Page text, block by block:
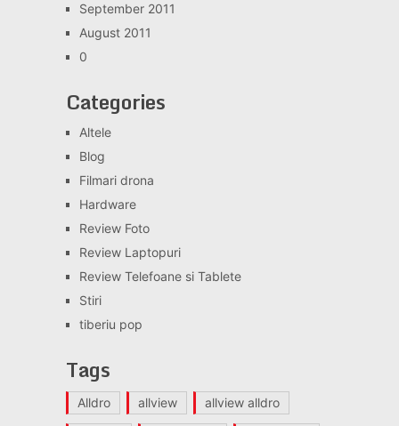
September 2011
August 2011
0
Categories
Altele
Blog
Filmari drona
Hardware
Review Foto
Review Laptopuri
Review Telefoane si Tablete
Stiri
tiberiu pop
Tags
Alldro allview allview alldro